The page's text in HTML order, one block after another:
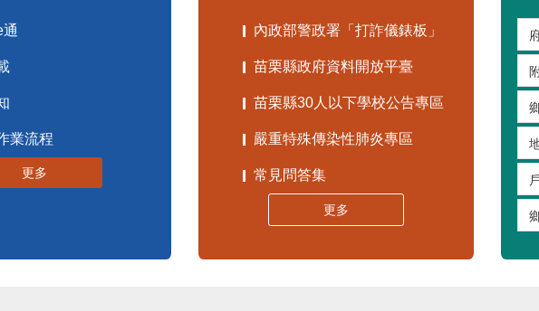
業流程
更多
內政部警政署「打詐儀錶板」
苗栗縣政府資料開放平臺
苗栗縣30人以下學校公告專區
嚴重特殊傳染性肺炎專區
常見問答集
更多